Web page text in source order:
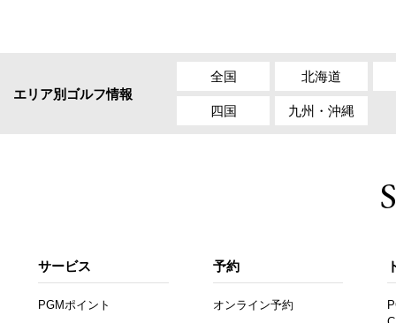
エリア別ゴルフ情報
全国 北海道
四国 九州・沖縄
サービス
PGMポイント
予約
オンライン予約